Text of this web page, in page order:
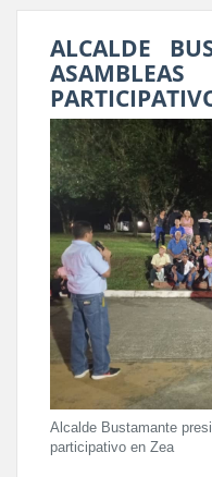
ALCALDE
Alcalde Bustamante
participativo en Zea